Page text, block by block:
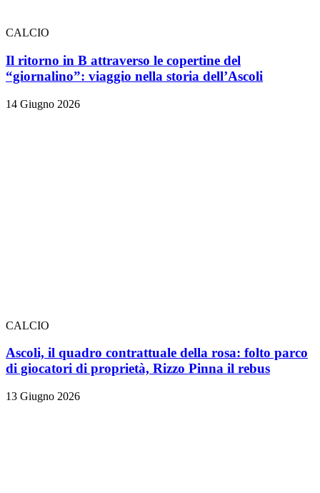
CALCIO
Il ritorno in B attraverso le copertine del
“giornalino”: viaggio nella storia dell’Ascoli
14 Giugno 2026
CALCIO
Ascoli, il quadro contrattuale della rosa: folto parco
di giocatori di proprietà, Rizzo Pinna il rebus
13 Giugno 2026